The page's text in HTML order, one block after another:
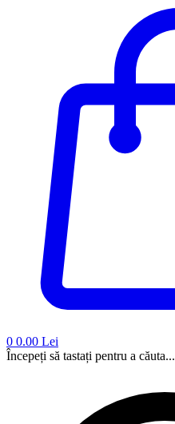
0 0.00 Lei
Începeți să tastați pentru a căuta...